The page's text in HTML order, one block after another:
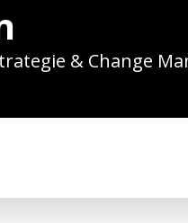
& Change